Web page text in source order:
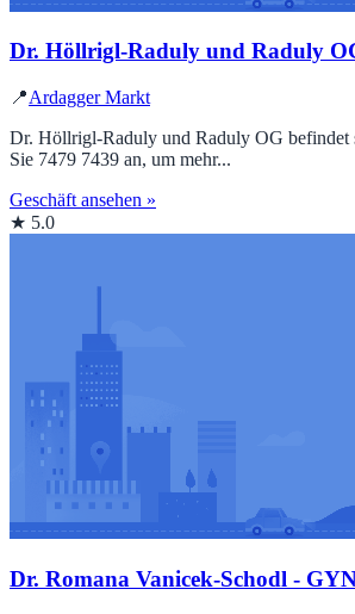
Dr. Höllrigl-Raduly und Raduly
📍Ardagger Markt
Dr. Höllrigl-Raduly und Raduly OG befindet
Sie 7479 7439 an, um mehr...
Geschäft ansehen »
★ 5.0
Dr. Romana Vanicek-Schodl -